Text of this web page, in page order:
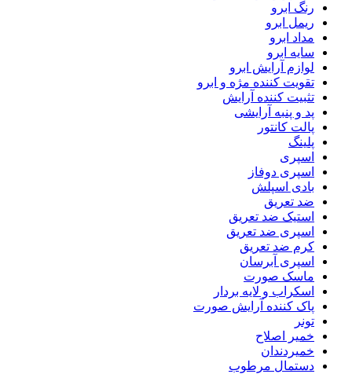
رنگ ابرو
ریمل ابرو
مداد ابرو
سایه ابرو
لوازم آرایش ابرو
تقویت کننده مژه و ابرو
تثبیت کننده آرایش
پد و پنبه آرایشی
پالت کانتور
پلینگ
اسپری
اسپری دوفاز
بادی اسپلش
ضد تعریق
استیک ضد تعریق
اسپری ضد تعریق
کرم ضد تعریق
اسپری آبرسان
ماسک صورت
اسکراب و لایه بردار
پاک کننده آرایش صورت
تونر
خمیر اصلاح
خمیردندان
دستمال مرطوب